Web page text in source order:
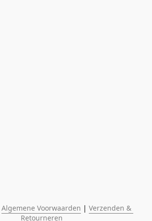
Algemene Voorwaarden | Verzenden &
Retourneren